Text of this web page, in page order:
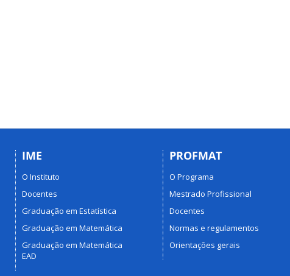
IME
O Instituto
Docentes
Graduação em Estatística
Graduação em Matemática
Graduação em Matemática
EAD
PROFMAT
O Programa
Mestrado Profissional
Docentes
Normas e regulamentos
Orientações gerais